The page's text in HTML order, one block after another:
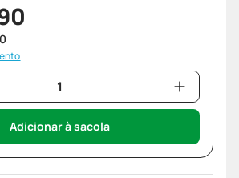
Adicionar à sacola